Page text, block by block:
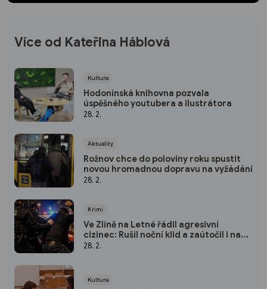
Více od Kateřina Háblová
Kultura
Hodonínská knihovna pozvala
úspěšného youtubera a ilustrátora
28. 2.
Aktuality
Rožnov chce do poloviny roku spustit
novou hromadnou dopravu na vyžádání
28. 2.
Krimi
Ve Zlíně na Letné řádil agresivní
cizinec: Rušil noční klid a zaútočil i na
strážníky
28. 2.
Kultura